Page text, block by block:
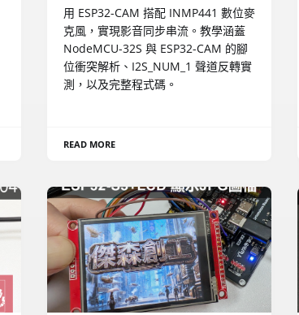
用 ESP32-CAM 搭配 INMP441 數位麥
克風，實現影音同步串流。教學涵蓋
NodeMCU-32S 與 ESP32-CAM 的腳
位衝突解析、I2S_NUM_1 聲道反轉實
測，以及完整程式碼。
READ MORE